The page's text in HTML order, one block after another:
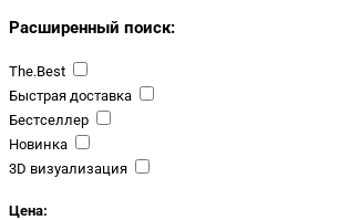
Расширенный поиск:
The.Best
Быстрая доставка
Бестселлер
Новинка
3D визуализация
Цена: